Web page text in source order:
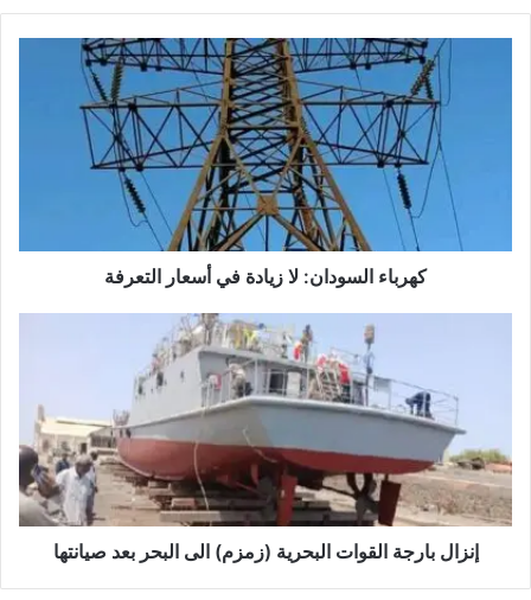
كهرباء السودان: لا زيادة في أسعار التعرفة
إنزال بارجة القوات البحرية (زمزم) الى البحر بعد صيانتها